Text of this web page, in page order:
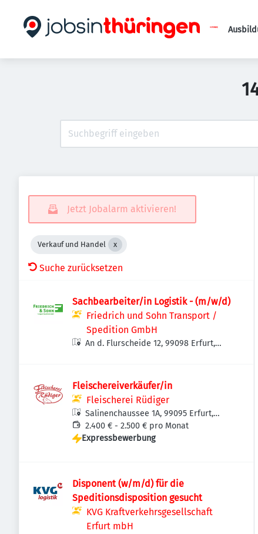
Jetzt Jobalarm aktivieren!
Verkauf und Handel
Suche zurücksetzen
Sachbearbeiter/in Logistik - (m/w/d)
Friedrich und Sohn Transport /
Spedition GmbH
An d. Flurscheide 12, 99098 Erfurt,
Fleischereiverkäufer/in
Fleischerei Rüdiger
Salinenchaussee 1A, 99095 Erfurt,
Deutschland
2.400 € - 2.500 € pro Monat
Expressbewerbung
Disponent (w/m/d) für die
Speditionsdisposition gesucht
KVG Kraftverkehrsgesellschaft
Erfurt mbH